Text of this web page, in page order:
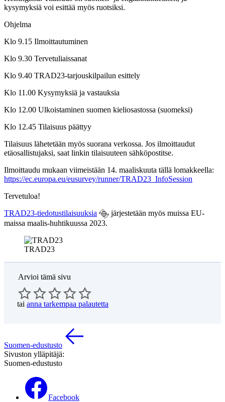
kysymyksiä voi esittää myös ruotsiksi.
Ohjelma
Klo 9.15 Ilmoittautuminen
Klo 9.30 Tervetuliaissanat
Klo 9.40 TRAD23-tarjouskilpailun esittely
Klo 11.00 Kysymyksiä ja vastauksia
Klo 12.00 Ulkoistaminen suomen kieliosastossa (suomeksi)
Klo 12.45 Tilaisuus päättyy
Tilaisuus lähetetään myös suorana verkossa. Jos ilmoittaudut
etäosallistujaksi, saat linkin tilaisuuteen sähköpostitse.
Ilmoittaudu mukaan viimeistään 14. maaliskuuta tällä lomakkeella:
https://ec.europa.eu/eusurvey/runner/TRAD23_InfoSession
Tervetuloa!
TRAD23-tiedotustilaisuuksia
järjestetään myös muissa EU-
maissa maalis-huhtikuussa 2023.
TRAD23
Arvioi tämä sivu
tai anna tarkempaa palautetta
Suomen-edustusto
Sivuston ylläpitäjä:
Suomen-edustusto
Facebook